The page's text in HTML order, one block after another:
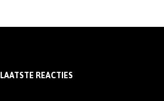
LAATSTE REACTIES